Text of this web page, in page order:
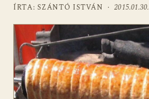
ÍRTA: SZÁNTÓ ISTVÁN ·2015.01.30.